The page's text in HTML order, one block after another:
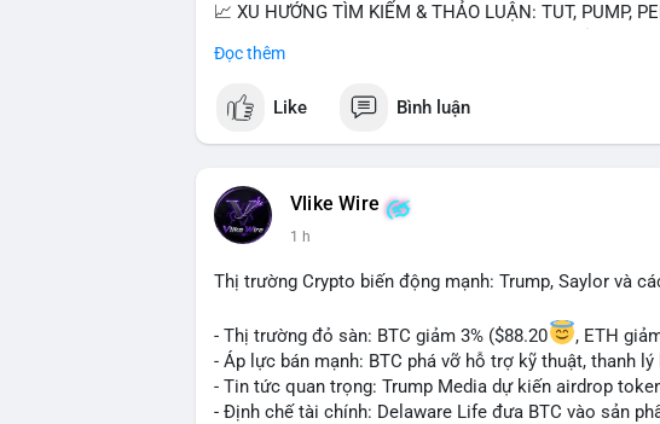
📈 XU HƯỚNG TÌM KIẾM & THẢO LUẬN: TUT, PUMP,
đề hấp dẫn. Bàn tán về SPCX và SAGA cũng hấp dẫn.
💬 DÒNG CHẢY TIN TỨC & TRUYỀN THÔNG: Bàn tán
ngồi ăn ở khách sạn 5*" (từ bài đăng Binance Square).
💡 NHẬN ĐỊNH & KHUYẾN NGHỊ: Tâm lý thị trường
xu hướng memecoin và tin tức tích cực (BTC ETF,
nhân.
📊 Nguồn: Radar Tâm Lý Thị Trường
Đọc thêm
Like Bình luận
Vlike Wire
1 h
Thị trường Crypto biến động mạnh: Trump, Saylor và
- Thị trường đỏ sàn: BTC giảm 3% ($88.20
, ETH
- Áp lực bán mạnh: BTC phá vỡ hỗ trợ kỹ thuật, thanh lý
- Tin tức quan trọng: Trump Media dự kiến airdrop
- Định chế tài chính: Delaware Life đưa BTC vào sản